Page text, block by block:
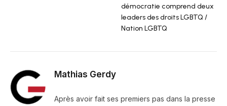
démocratie comprend deux
leaders des droits LGBTQ /
Nation LGBTQ
Mathias Gerdy
Après avoir fait ses premiers pas dans la presse